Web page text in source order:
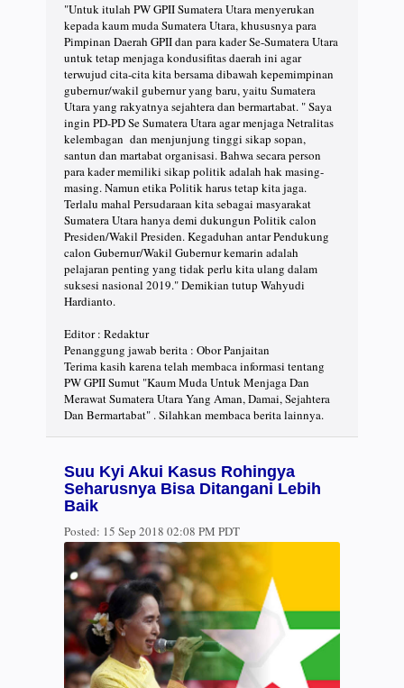
"Untuk itulah PW GPII Sumatera Utara menyerukan
kepada kaum muda Sumatera Utara, khususnya para
Pimpinan Daerah GPII dan para kader Se-Sumatera Utara
untuk tetap menjaga kondusifitas daerah ini agar
terwujud cita-cita kita bersama dibawah kepemimpinan
gubernur/wakil gubernur yang baru, yaitu Sumatera
Utara yang rakyatnya sejahtera dan bermartabat. " Saya
ingin PD-PD Se Sumatera Utara agar menjaga Netralitas
kelembagan dan menjunjung tinggi sikap sopan,
santun dan martabat organisasi. Bahwa secara person
para kader memiliki sikap politik adalah hak masing-
masing. Namun etika Politik harus tetap kita jaga.
Terlalu mahal Persudaraan kita sebagai masyarakat
Sumatera Utara hanya demi dukungun Politik calon
Presiden/Wakil Presiden. Kegaduhan antar Pendukung
calon Gubernur/Wakil Gubernur kemarin adalah
pelajaran penting yang tidak perlu kita ulang dalam
suksesi nasional 2019." Demikian tutup Wahyudi
Hardianto.
Editor : Redaktur
Penanggung jawab berita : Obor Panjaitan
Terima kasih karena telah membaca informasi tentang
PW GPII Sumut "Kaum Muda Untuk Menjaga Dan
Merawat Sumatera Utara Yang Aman, Damai, Sejahtera
Dan Bermartabat" . Silahkan membaca berita lainnya.
Suu Kyi Akui Kasus Rohingya
Seharusnya Bisa Ditangani Lebih
Baik
Posted: 15 Sep 2018 02:08 PM PDT